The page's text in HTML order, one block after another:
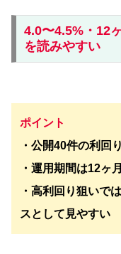
4.0〜4.5%・12
を読みやすい
ポイント
・公開40件の利回
・運用期間は12ヶ
・高利回り狙いで
スとして見やすい